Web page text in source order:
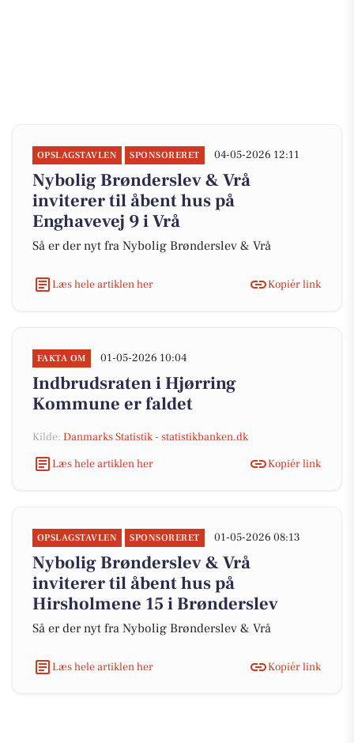
OPSLAGSTAVLEN SPONSORERET 04-05-2026 12:11
Nybolig Brønderslev & Vrå
inviterer til åbent hus på
Enghavevej 9 i Vrå
Så er der nyt fra Nybolig Brønderslev & Vrå
Læs hele artiklen her Kopiér link
FAKTA OM 01-05-2026 10:04
Indbrudsraten i Hjørring
Kommune er faldet
Kilde: Danmarks Statistik - statistikbanken.dk
Læs hele artiklen her
Kopiér link
OPSLAGSTAVLEN SPONSORERET 01-05-2026 08:13
Nybolig Brønderslev & Vrå
inviterer til åbent hus på
Hirsholmene 15 i Brønderslev
Så er der nyt fra Nybolig Brønderslev & Vrå
Læs hele artiklen her Kopiér link